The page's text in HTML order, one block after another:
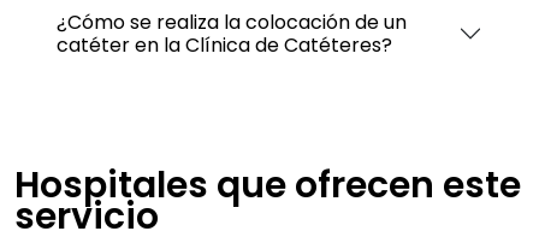
¿Cómo se realiza la colocación de un
catéter en la Clínica de Catéteres?
Hospitales que ofrecen este
servicio